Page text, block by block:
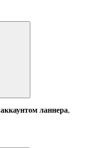
аккаунтом ланнера,